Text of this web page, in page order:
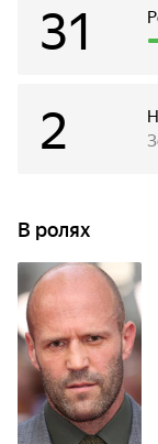
31
2
В ролях